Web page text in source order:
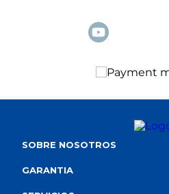
SOBRE NOSOTROS
Contacto
GARANTIA